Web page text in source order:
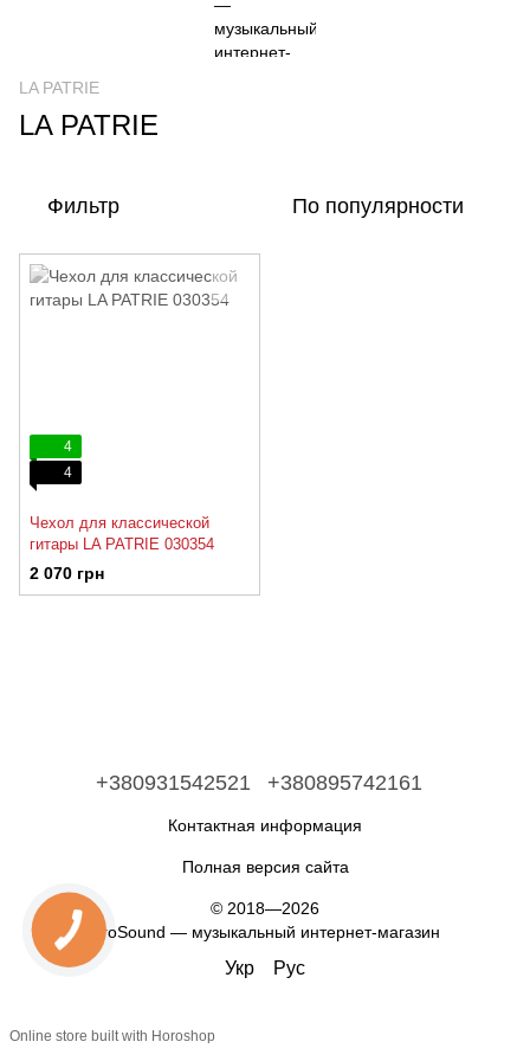
LA PATRIE
LA PATRIE
Фильтр По популярности
4
4
Чехол для классической
гитары LA PATRIE 030354
2 070 грн
+380931542521 +380895742161
Контактная информация
Полная версия сайта
© 2018—2026
ProSound — музыкальный интернет-магазин
Укр Рус
Online store built with Horoshop